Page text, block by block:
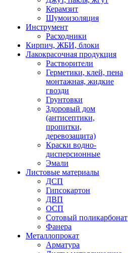
Керамзит
Шумоизоляция
Инструмент
Расходники
Кирпич, ЖБИ, блоки
Лакокрасочная продукция
Растворители
Герметики, клей, пена
монтажная, жидкие
гвозди
Грунтовки
Здоровый дом
(антисептики,
пропитки,
деревозащита)
Краски водно-
дисперсионные
Эмали
Листовые материалы
ДСП
Гипсокартон
ДВП
ОСП
Сотовый поликарбонат
Фанера
Металлопрокат
Арматура